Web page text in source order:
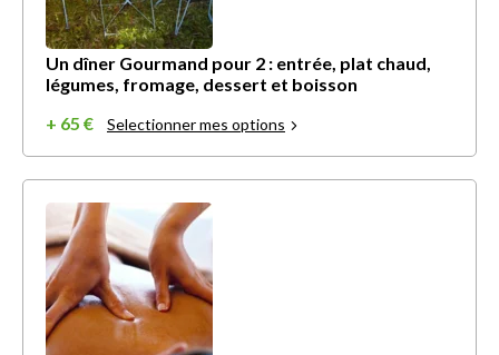
Un dîner Gourmand pour 2 : entrée, plat chaud,
légumes, fromage, dessert et boisson
+ 65 €
Selectionner mes options